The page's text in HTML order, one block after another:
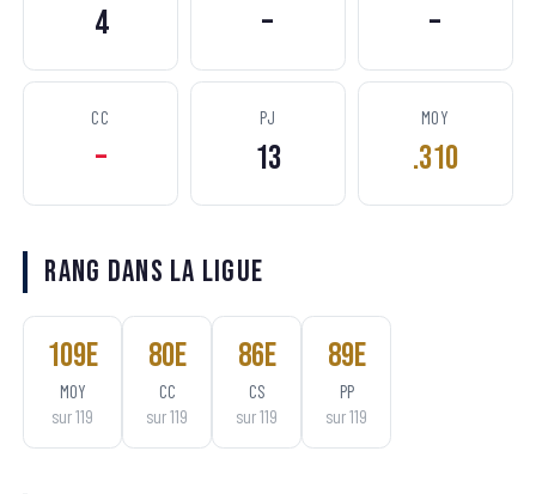
4 – –
CC
–
PJ
13
MOY
.310
Rang dans la ligue
109e
MOY
sur119
80e
CC
sur119
86e
CS
sur119
89e
PP
sur119